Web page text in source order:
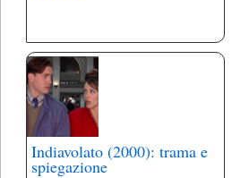
Indiavolato (2000): trama e
spiegazione